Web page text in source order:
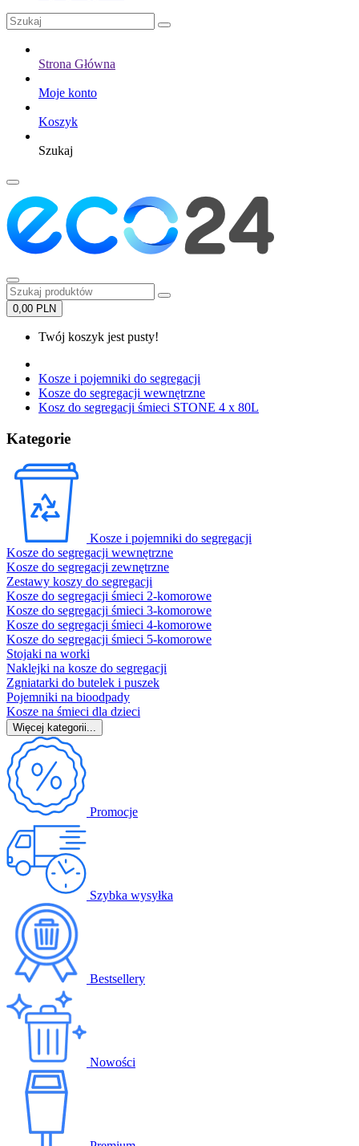
Strona Główna
Moje konto
Koszyk
Szukaj
0,00 PLN
Twój koszyk jest pusty!
Kosze i pojemniki do segregacji
Kosze do segregacji wewnętrzne
Kosz do segregacji śmieci STONE 4 x 80L
Kategorie
Kosze i pojemniki do segregacji
Kosze do segregacji wewnętrzne
Kosze do segregacji zewnętrzne
Zestawy koszy do segregacji
Kosze do segregacji śmieci 2-komorowe
Kosze do segregacji śmieci 3-komorowe
Kosze do segregacji śmieci 4-komorowe
Kosze do segregacji śmieci 5-komorowe
Stojaki na worki
Naklejki na kosze do segregacji
Zgniatarki do butelek i puszek
Pojemniki na bioodpady
Kosze na śmieci dla dzieci
Więcej kategorii...
Promocje
Szybka wysyłka
Bestsellery
Nowości